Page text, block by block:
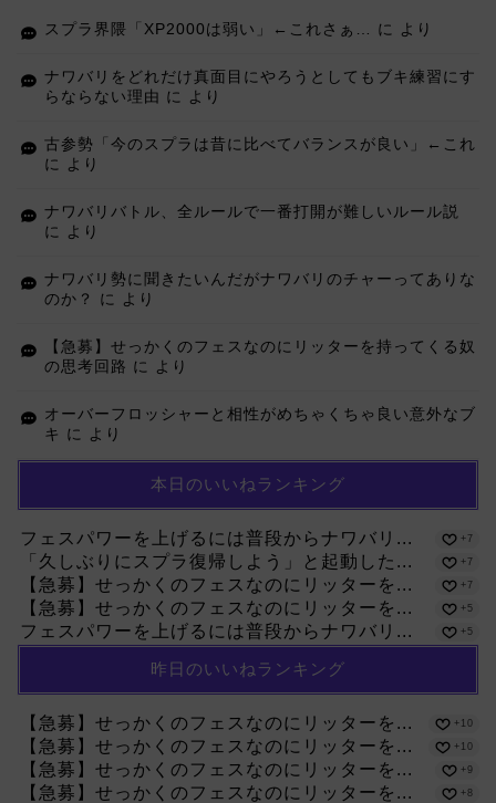
スプラ界隈「XP2000は弱い」←これさぁ… に より
ナワバリをどれだけ真面目にやろうとしてもブキ練習にす
らならない理由 に より
古参勢「今のスプラは昔に比べてバランスが良い」←これ
に
より
ナワバリバトル、全ルールで一番打開が難しいルール説
に
より
ナワバリ勢に聞きたいんだがナワバリのチャーってありな
のか？
に より
【急募】せっかくのフェスなのにリッターを持ってくる奴
の思考回路 に より
オーバーフロッシャーと相性がめちゃくちゃ良い意外なブ
キ に より
本日のいいねランキング
フェスパワーを上げるには普段からナワバリ... +7
「久しぶりにスプラ復帰しよう」と起動した... +7
【急募】せっかくのフェスなのにリッターを... +7
【急募】せっかくのフェスなのにリッターを... +5
フェスパワーを上げるには普段からナワバリ... +5
昨日のいいねランキング
【急募】せっかくのフェスなのにリッターを... +10
【急募】せっかくのフェスなのにリッターを... +10
【急募】せっかくのフェスなのにリッターを... +9
【急募】せっかくのフェスなのにリッターを... +8